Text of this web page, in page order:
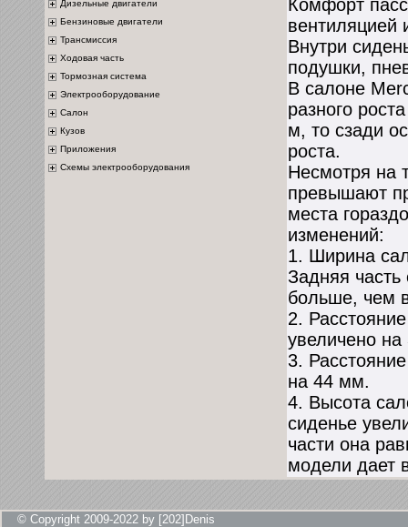
Дизельные двигатели
Бензиновые двигатели
Трансмиссия
Ходовая часть
Тормозная система
Электрооборудование
Салон
Кузов
Приложения
Схемы электрооборудования
Комфорт
вентиляцией
Внутри
подушки,
В салоне
разного
м, то сзади
роста.
Несмотря на
превышают
места
изменений:
1. Ширина
Задняя
больше, чем
2.
увеличено
3.
на 44 мм.
4. Высота
сиденье
части она
модели дает
© Copyright 2009-2022 by [202]Denis